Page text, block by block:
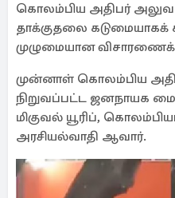
கொலம்பிய அதிபர்
தாக்குதலை கடுமையாகக்
முழுமையான
முன்னாள் கொலம்பிய
நிறுவப்பட்ட ஜனநாயக
மிகுவல் யூரிப்,
அரசியல்வாதி ஆவார்.